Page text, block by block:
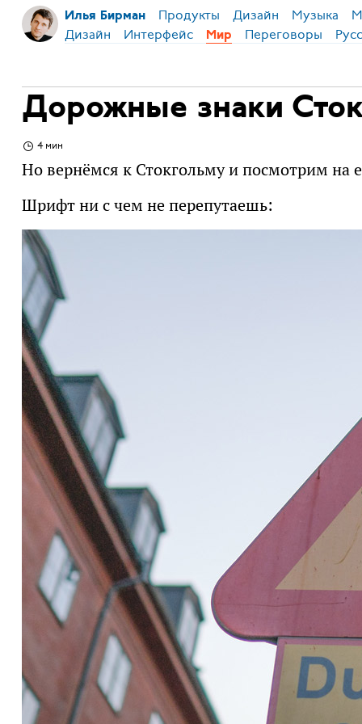
Илья Бирман Продукты Дизайн Музыка
Дизайн
Интерфейс Мир Переговоры
Дорожные знаки
4 мин
Но вернёмся к Стокгольму и посмотрим на
Шрифт ни с чем не перепутаешь: